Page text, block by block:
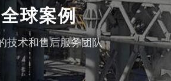
全球案例
技术和售后服务团队